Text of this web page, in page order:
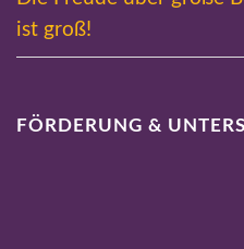
ist groß!
FÖRDERUNG &